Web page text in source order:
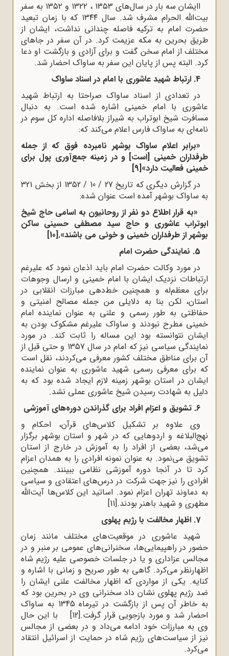
اایشان سه بار در سال‌های ۱۳۵۳ ، ۱۳۲۲ و ۱۳۵۲ به سفر
بیت‌الله الحرام مشرف شد. سال ۱۳۴۴ که با زمان تبعید
حضرت امام به ترکیه فاصله چندانی نداشت، ایشان از
طریق بحرین به مکه عزیمت کرد. در آن سفر در جاهای
مختلف از امام سخن گفت و برای آزادی و بازگشت او دعا
کرد. البته پس از پایان این سفر به ساواک احضار شد.
4. ارتباط شهید عاشوری با امام در اسناد ساواک
در تعدادی از اسناد ساواک صراحتا به ارتباط شهید
عاشوری با امام خمینی اشاره شده است. به دنبال
مسافرت شیخ ابوتراب به شیراز بلافاصله اداره کل سوم در
نامه‌ای به ساواک فارس اعلام می‌کند که:
«برابر اعلام ساواک بوشهر نامبرده فوق که از جمله
طرفداران خمینی [است] و در زمینه جمع‌آوری پول برای
خمینی فعالیت دارد»[9]
در گزارش دیگری که تاریخ 27 / 10 / 1352 از بخش 321
به ساواک بوشهر آمده است عنوان شده:
«به قرار اطلاع دو نفر از روحانیون به اسامی حاج شیخ
ابوتراب عاشوری و حاج سید مصطفی حسینی ساکن
بوشهر از طرفداران خمینی و خوئی می باشند».[10]
5. نمایندگی حضرت امام
در مورد وکالت حضرت امام باید اذعان نمود که علیرغم
ارتباطات نزدیک ایشان با امام خمینی و ارسال وجوهات
برای معظم‌له و همچنین خط‌دهی مبارزات انقلابی در
استان، لکن بنا به دلایلی من جمله مصالح امنیتی و
حفاظتی به طور رسمی و علنی به عنوان نماینده امام
خمینی مطرح نبودند و ساواک علیرغم مشکوک بودن به
ایشان نتوانسته بود این مساله را ثابت کند. در مورد
نمایندگی سیاسی نیز که امام در سال 1357 و حتی قبل از
آن برای مناطق مختلف کشور معرفی می‌کردند، نقل است
که برای معرفی رسمی شهید عاشوری به عنوان نماینده
ایشان در استان بوشهر زمینه لازم ایجاد شده بود که به
دلیل به شهادت رسیدن شیخ عاشوری عملی نشد.
6. تشویق و اعزام افراد برای گذراندن دوره‌های آموزشی
وی علاوه بر تشکیل کلاس‌های قرآن، احکام و
نهج‌البلاغه و اردوهایی که در شهر و استان بوشهر برگزار
می‌شد، بعضی از افراد را به آموزش در خارج از استان
تشویق می‌نمود. به عنوان نمونه افرادی را به همدان اعزام
کرد تا در آنجا دوره آموزشی نظامی ببینند. همچنین
افرادی را نیز جهت شرکت در درس‌های اعتقادی و سیاسی
به دماوند تهران اعزام نمود. اساتید این کلاس‌ها آیت‌الله
مطهری و شهید باهنر بودند.[11]
7. اظهار مخالفت با رژیم پهلوی
شهید عاشوری در موقعیت‌های مختلف مانند زمان
حضور در راهپیمایی‌ها، سخنرانی‌های عمومی بر منبر و در
مجالس عزاداری و یا در جلسات خصوصی علیه رژیم شاه
اظهارنظر می‌کرد. گاهی به طور صریح و زمانی با اشاره و
کنایه. یکی از مواردی که اظهار مخالفت علنی ایشان را
ضد رژیم پهلوی نشان داد سخنرانی وی در بحرین بود که
به خاطر آن پس از بازگشت در تیرماه 1345 به ساواک
احضار شد و مورد بازجویی قرار گرفت.[12]
با این حال
وی به مبارزات خود ادامه می‌داد و در بعضی از مجالس
نیز از سیاست‌های رژیم شاه در حمایت از اسرائیل انتقاد
می‌کرد.